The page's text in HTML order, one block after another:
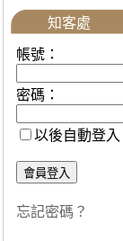
知客處
帳號：
密碼：
以後自動登入
忘記密碼？